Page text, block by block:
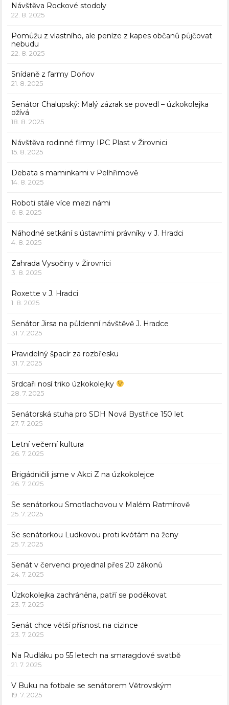
Návštěva Rockové stodoly
22. 8. 2025
Pomůžu z vlastního, ale peníze z kapes občanů půjčovat
nebudu
22. 8. 2025
Snídaně z farmy Doňov
21. 8. 2025
Senátor Chalupský: Malý zázrak se povedl – úzkokolejka
ožívá
18. 8. 2025
Návštěva rodinné firmy IPC Plast v Žirovnici
15. 8. 2025
Debata s maminkami v Pelhřimově
14. 8. 2025
Roboti stále více mezi námi
6. 8. 2025
Náhodné setkání s ústavními právníky v J. Hradci
4. 8. 2025
Zahrada Vysočiny v Žirovnici
3. 8. 2025
Roxette v J. Hradci
1. 8. 2025
Senátor Jirsa na půldenní návštěvě J. Hradce
31. 7. 2025
Pravidelný špacír za rozbřesku
31. 7. 2025
Srdcaři nosí triko úzkokolejky
28. 7. 2025
Senátorská stuha pro SDH Nová Bystřice 150 let
27. 7. 2025
Letní večerní kultura
26. 7. 2025
Brigádničili jsme v Akci Z na úzkokolejce
26. 7. 2025
Se senátorkou Smotlachovou v Malém Ratmírově
25. 7. 2025
Se senátorkou Ludkovou proti kvótám na ženy
25. 7. 2025
Senát v červenci projednal přes 20 zákonů
24. 7. 2025
Úzkokolejka zachráněna, patří se poděkovat
23. 7. 2025
Senát chce větší přísnost na cizince
23. 7. 2025
Na Rudláku po 55 letech na smaragdové svatbě
21. 7. 2025
V Buku na fotbale se senátorem Větrovským
19. 7. 2025